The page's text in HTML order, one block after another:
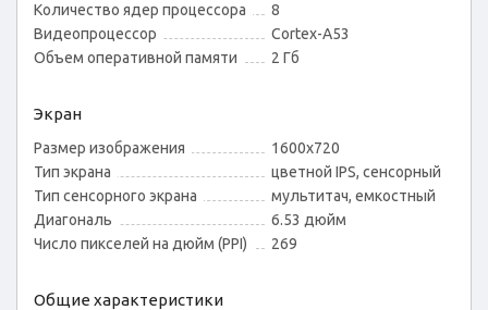
Количество ядер процессора
8
Видеопроцессор
Cortex-A53
Объем оперативной памяти
2 Гб
Экран
Размер изображения
1600х720
Тип экрана
цветной IPS, сенсорный
Тип сенсорного экрана
мультитач, емкостный
Диагональ
6.53 дюйм
Число пикселей на дюйм (PPI)
269
Общие характеристики